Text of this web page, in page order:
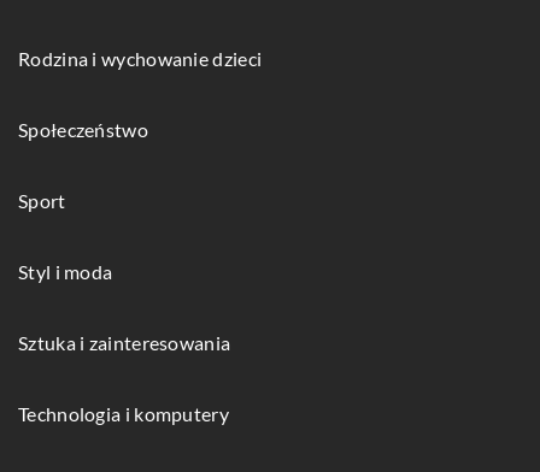
Rodzina i wychowanie dzieci
Społeczeństwo
Sport
Styl i moda
Sztuka i zainteresowania
Technologia i komputery